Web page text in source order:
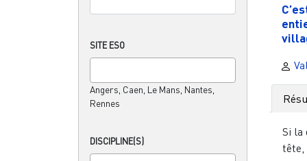
SITE ESO
Angers, Caen, Le Mans, Nantes,
Rennes
DISCIPLINE(S)
Si la
tête,